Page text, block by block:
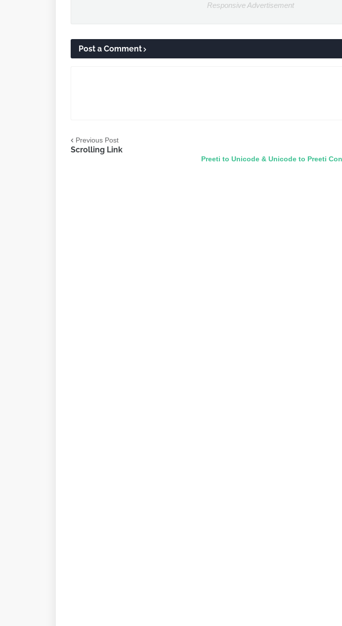
Responsive Advertisement
Post a Comment
Previous Post
Scrolling Link
Preeti to Unicode & Unicode to Preeti Converter